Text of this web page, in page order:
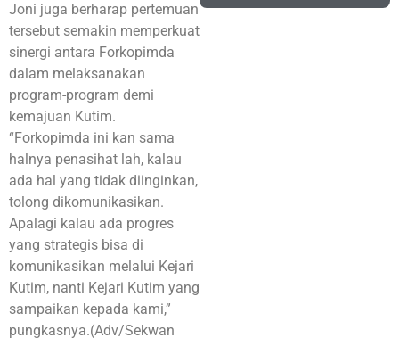
Joni juga berharap pertemuan
tersebut semakin memperkuat
sinergi antara Forkopimda
dalam melaksanakan
program-program demi
kemajuan Kutim.
“Forkopimda ini kan sama
halnya penasihat lah, kalau
ada hal yang tidak diinginkan,
tolong dikomunikasikan.
Apalagi kalau ada progres
yang strategis bisa di
komunikasikan melalui Kejari
Kutim, nanti Kejari Kutim yang
sampaikan kepada kami,”
pungkasnya.(Adv/Sekwan